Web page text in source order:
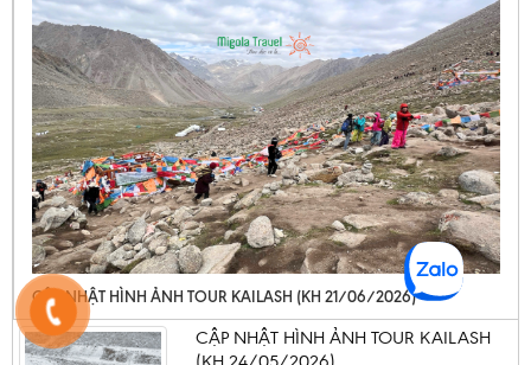
CẬP NHẬT HÌNH ẢNH TOUR KAILASH (KH 21/06/2026)
CẬP NHẬT HÌNH ẢNH TOUR KAILASH